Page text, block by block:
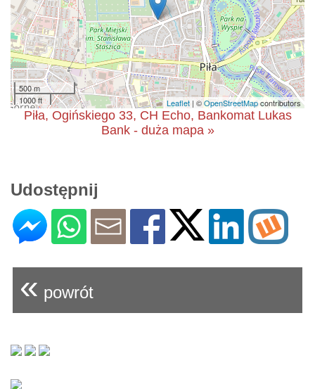
500 m
1000 ft
Leaflet | ©OpenStreetMapcontributors
Piła, Ogińskiego 33, CH Echo, Bankomat Lukas
Bank - duża mapa »
Udostępnij
« powrót